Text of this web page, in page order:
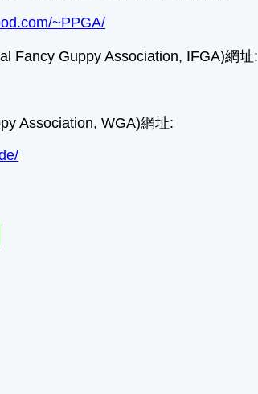
~PPGA/
Fancy Guppy Association, IFGA)網址:
Association, WGA)網址: